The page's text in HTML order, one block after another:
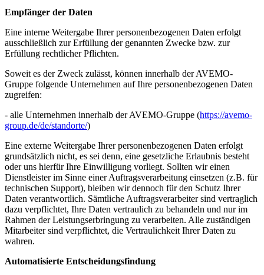
Empfänger der Daten
Eine interne Weitergabe Ihrer personenbezogenen Daten erfolgt
ausschließlich zur Erfüllung der genannten Zwecke bzw. zur
Erfüllung rechtlicher Pflichten.
Soweit es der Zweck zulässt, können innerhalb der AVEMO-
Gruppe folgende Unternehmen auf Ihre personenbezogenen Daten
zugreifen:
- alle Unternehmen innerhalb der AVEMO-Gruppe (https://avemo-
group.de/de/standorte/)
Eine externe Weitergabe Ihrer personenbezogenen Daten erfolgt
grundsätzlich nicht, es sei denn, eine gesetzliche Erlaubnis besteht
oder uns hierfür Ihre Einwilligung vorliegt. Sollten wir einen
Dienstleister im Sinne einer Auftragsverarbeitung einsetzen (z.B. für
technischen Support), bleiben wir dennoch für den Schutz Ihrer
Daten verantwortlich. Sämtliche Auftragsverarbeiter sind vertraglich
dazu verpflichtet, Ihre Daten vertraulich zu behandeln und nur im
Rahmen der Leistungserbringung zu verarbeiten. Alle zuständigen
Mitarbeiter sind verpflichtet, die Vertraulichkeit Ihrer Daten zu
wahren.
Automatisierte Entscheidungsfindung